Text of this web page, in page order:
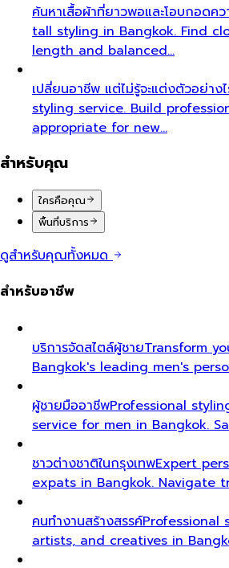
ค้นหาเสื้อผ้าที่ยาวพอและโอบกอด
tall styling in Bangkok. Find
length and balanced…
เปลี่ยนอาชีพ แต่ไม่รู้จะแต่งตัวอย่าง
styling service. Build
appropriate for new…
สำหรับคุณ
ใครคือคุณ
พื้นที่บริการ
ดูสำหรับคุณทั้งหมด
สำหรับอาชีพ
บริการจัดสไตล์ผู้ชายTransform
Bangkok's leading men's
ผู้ชายมืออาชีพProfessional
service for men in Bangkok.
ชาวต่างชาติในกรุงเทพExpert
expats in Bangkok. Navigate
คนทำงานสร้างสรรค์Professional
artists, and creatives in